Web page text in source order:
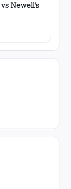
vs Newell's